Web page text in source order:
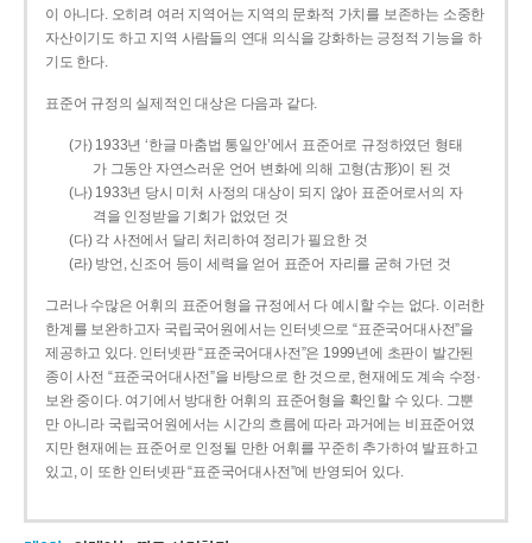
이 아니다. 오히려 여러 지역어는 지역의 문화적 가치를 보존하는 소중한
자산이기도 하고 지역 사람들의 연대 의식을 강화하는 긍정적 기능을 하
기도 한다.
표준어 규정의 실제적인 대상은 다음과 같다.
(가) 1933년 ‘한글 마춤법 통일안’에서 표준어로 규정하였던 형태
가 그동안 자연스러운 언어 변화에 의해 고형(古形)이 된 것
(나) 1933년 당시 미처 사정의 대상이 되지 않아 표준어로서의 자
격을 인정받을 기회가 없었던 것
(다) 각 사전에서 달리 처리하여 정리가 필요한 것
(라) 방언, 신조어 등이 세력을 얻어 표준어 자리를 굳혀 가던 것
그러나 수많은 어휘의 표준어형을 규정에서 다 예시할 수는 없다. 이러한
한계를 보완하고자 국립국어원에서는 인터넷으로 “표준국어대사전”을
제공하고 있다. 인터넷판 “표준국어대사전”은 1999년에 초판이 발간된
종이 사전 “표준국어대사전”을 바탕으로 한 것으로, 현재에도 계속 수정·
보완 중이다. 여기에서 방대한 어휘의 표준어형을 확인할 수 있다. 그뿐
만 아니라 국립국어원에서는 시간의 흐름에 따라 과거에는 비표준어였
지만 현재에는 표준어로 인정될 만한 어휘를 꾸준히 추가하여 발표하고
있고, 이 또한 인터넷판 “표준국어대사전”에 반영되어 있다.